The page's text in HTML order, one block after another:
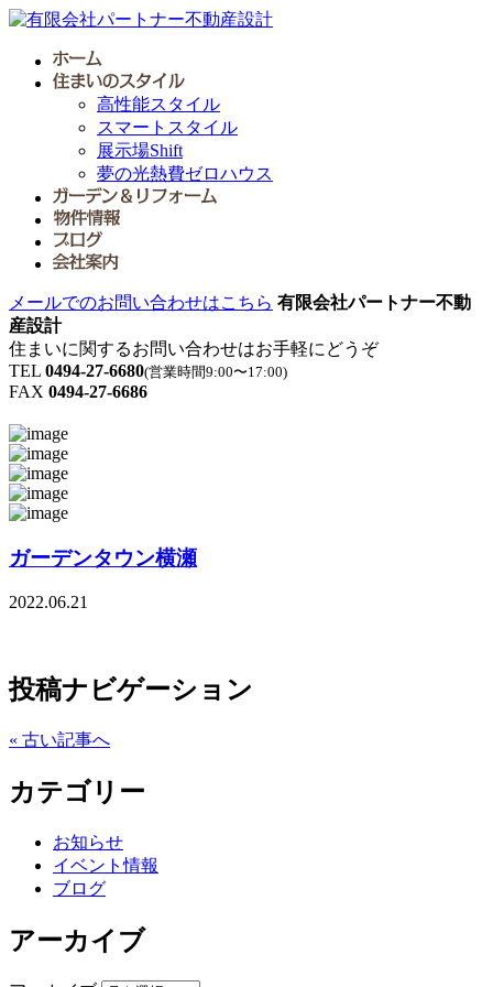
高性能スタイル
スマートスタイル
展示場Shift
夢の光熱費ゼロハウス
メールでのお問い合わせはこちら 有限会社パートナー不動
産設計
住まいに関するお問い合わせはお手軽にどうぞ
TEL 0494-27-6680(営業時間9:00〜17:00)
FAX 0494-27-6686
ガーデンタウン横瀬
2022.06.21
投稿ナビゲーション
« 古い記事へ
カテゴリー
お知らせ
イベント情報
ブログ
アーカイブ